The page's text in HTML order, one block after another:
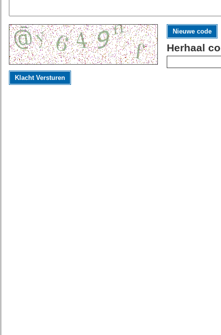
Nieuwe code
Herhaal
Klacht Versturen